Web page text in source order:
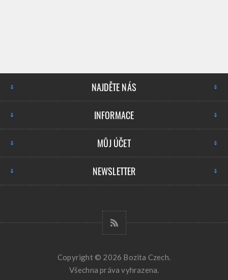
NAJDĚTE NÁS
INFORMACE
MŮJ ÚČET
NEWSLETTER
Copyright © 2026 Bozita Czech.
Všechna práva vyhrazena.